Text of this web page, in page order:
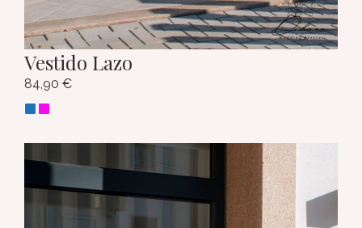
Vestido Lazo
84,90 €